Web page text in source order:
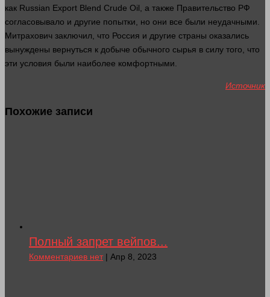
как Russian Export Blend Crude Oil, а также Правительство РФ
согласовывало и другие попытки, но они все были неудачными.
Митрахович заключил, что Россия и другие страны оказались
вынуждены вернуться к добыче обычного сырья в силу того, что
эти условия были наиболее комфортными.
Источник
Похожие записи
Полный запрет вейпов...
Комментариев нет| Апр 8, 2023